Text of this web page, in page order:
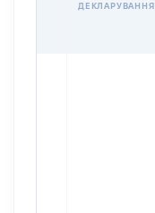
ДЕКЛАРУВАННЯ